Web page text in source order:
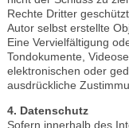
Rechte Dritter
Autor selbst erstellte
Eine Vervielfältigung
Tondokumente,
elektronischen oder
ausdrückliche
4. Datenschutz
Sofern innerhalb des